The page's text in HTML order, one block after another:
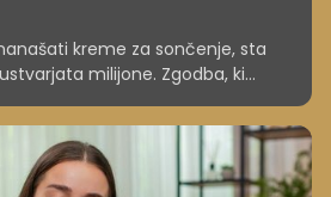
kreme za sončenje, sta
milijone. Zgodba, ki
velike poslovne ideje.